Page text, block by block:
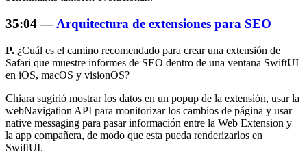
35:04 —Arquitectura de extensiones para SEO
P. ¿Cuál es el camino recomendado para crear una extensión de
Safari que muestre informes de SEO dentro de una ventana SwiftUI
en iOS, macOS y visionOS?
Chiara sugirió mostrar los datos en un popup de la extensión, usar la
webNavigation API para monitorizar los cambios de página y usar
native messaging para pasar información entre la Web Extension y
la app compañera, de modo que esta pueda renderizarlos en
SwiftUI.